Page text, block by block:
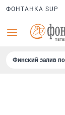
ФОНТАНКА SUP
Финский залив